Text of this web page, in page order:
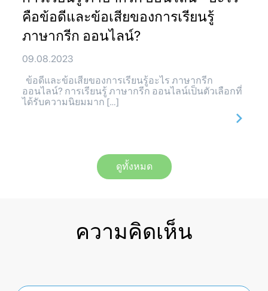
คือข้อดีและข้อเสียของการเรียนรู้
ภาษากรีก ออนไลน์?
09.08.2023
ข้อดีและข้อเสียของการเรียนรู้อะไร ภาษากรีก
ออนไลน์? การเรียนรู้ ภาษากรีก ออนไลน์เป็นตัวเลือกที่
ได้รับความนิยมมาก […]
ดูทั้งหมด
ความคิดเห็น